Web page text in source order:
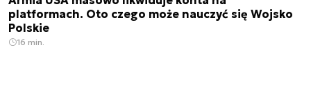
platformach. Oto czego może nauczyć się Wojsko
Polskie
16 min.